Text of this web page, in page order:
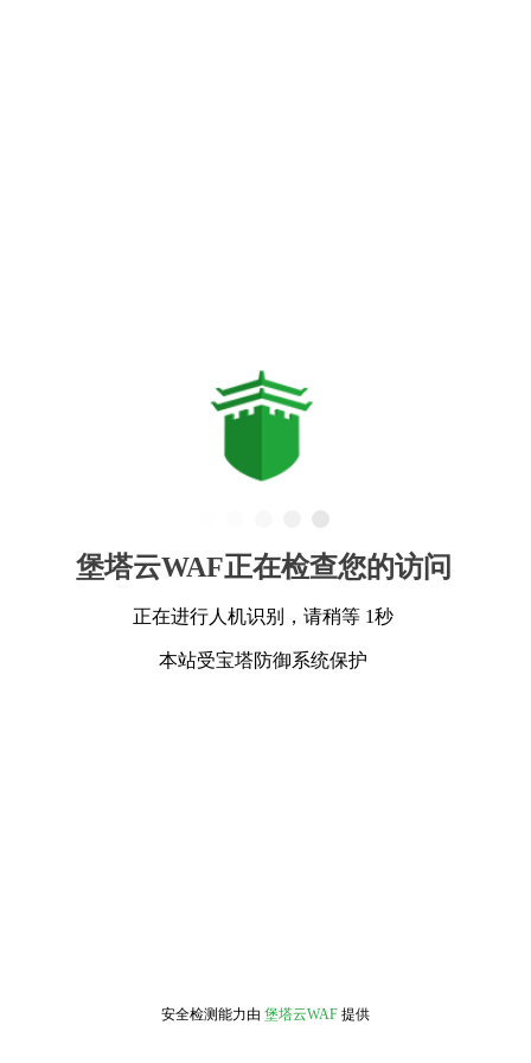
堡塔云WAF正在检查您的访问
正在进行人机识别，请稍等 1秒
本站受宝塔防御系统保护
安全检测能力由 堡塔云WAF 提供